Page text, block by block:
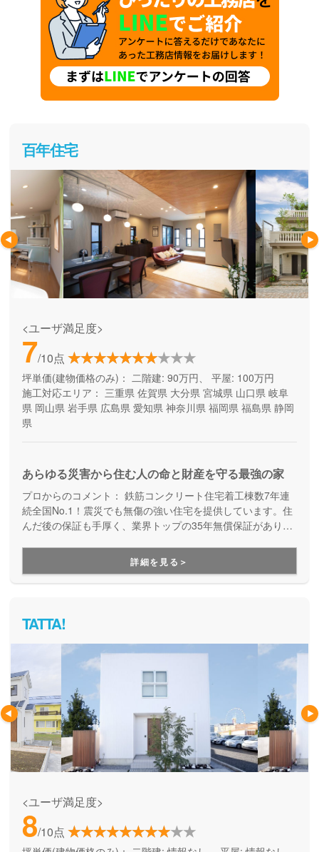
百年住宅
<ユーザ満足度>
7/10点
坪単価(建物価格のみ)： 二階建: 90万円、 平屋: 100万円
施工対応エリア： 三重県 佐賀県 大分県 宮城県 山口県 岐阜
県 岡山県 岩手県 広島県 愛知県 神奈川県 福岡県 福島県 静岡
県
あらゆる災害から住む人の命と財産を守る最強の家
プロからのコメント：
続全国No.1！震災でも無傷の強い住宅を提供しています。住
んだ後の保証も手厚く、業界トップの35年無償保証があり、
した災害対策で安心できる家づくりをしたい方にオススメで
詳細を見る＞
TATTA!
<ユーザ満足度>
8/10点